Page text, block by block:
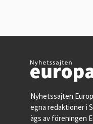
Nyhetssajten
egna redaktioner i
ägs av föreningen